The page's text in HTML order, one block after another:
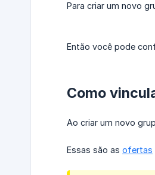
Para criar um novo
Então você pode
Como
Ao criar um novo
Essas são as ofertas